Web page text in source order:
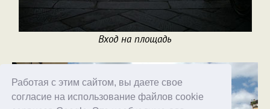
Работая с этим сайтом, вы даете свое
согласие на использование файлов cookie
Вход на площадь